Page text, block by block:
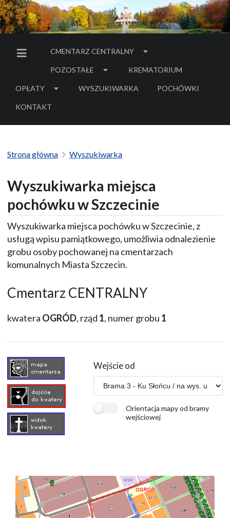
MENU BOCZNE
CMENTARZ CENTRALNY
POZOSTAŁE KREMATORIUM
OPŁATY WYSZUKIWARKA POCHÓWKI
- LINK DO SERWISU
KONTAKT
Strona główna Wyszukiwarka
Wyszukiwarka miejsca
pochówku w Szczecinie
Wyszukiwarka miejsca pochówku w Szczecinie, z
usługą wpisu pamiątkowego, umożliwia odnalezienie
grobu osoby pochowanej na cmentarzach
komunalnych Miasta Szczecin.
Cmentarz CENTRALNY
kwatera OGRÓD, rząd 1, numer grobu 1
Wejście od
Orientacja mapy od bramy
wejściowej